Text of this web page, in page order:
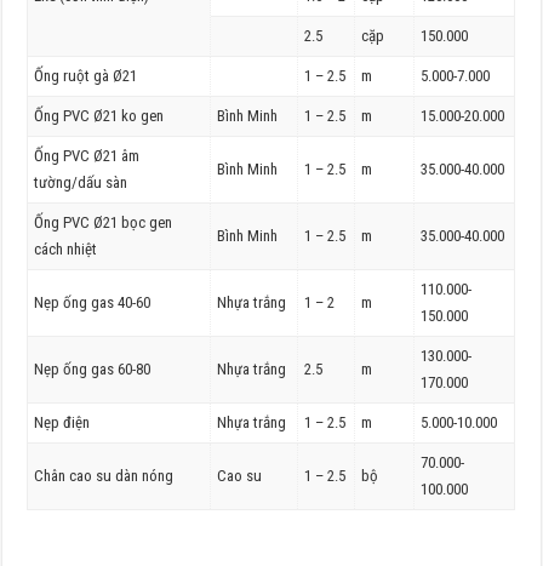
2.5 cặp 150.000
Ống ruột gà Ø21 1 – 2.5 m 5.000-7.000
Ống PVC Ø21 ko gen Bình Minh 1 – 2.5 m 15.000-20.000
Ống PVC Ø21 âm
tường/dấu sàn
Bình Minh 1 – 2.5 m 35.000-40.000
Ống PVC Ø21 bọc gen
cách nhiệt
Bình Minh 1 – 2.5 m 35.000-40.000
Nẹp ống gas 40-60 Nhựa trắng 1 – 2 m
110.000-
150.000
Nẹp ống gas 60-80 Nhựa trắng 2.5 m
130.000-
170.000
Nẹp điện Nhựa trắng 1 – 2.5 m 5.000-10.000
Chân cao su dàn nóng Cao su 1 – 2.5 bộ
70.000-
100.000